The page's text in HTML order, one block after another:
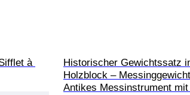
à
Historischer Gewichtssatz
Holzblock –
Antikes Messinstrument